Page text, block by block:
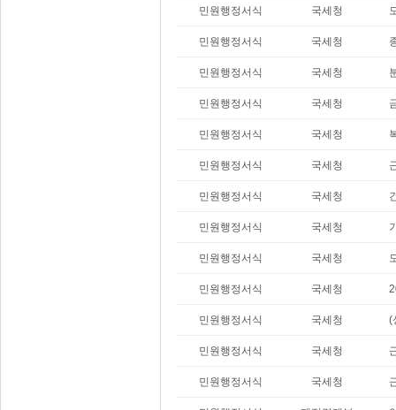
민원행정서식 국세청
민원행정서식 국세청
민원행정서식 국세청
민원행정서식 국세청
민원행정서식 국세청
민원행정서식 국세청
민원행정서식 국세청
민원행정서식 국세청
민원행정서식 국세청
민원행정서식 국세청
민원행정서식 국세청 (
민원행정서식 국세청
민원행정서식 국세청